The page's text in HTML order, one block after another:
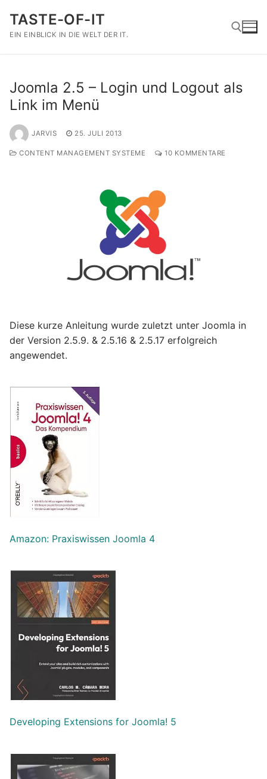
Inhalt
springen
TASTE-OF-IT
EIN EINBLICK IN DIE WELT DER IT.
Joomla 2.5 – Login und Logout als
Link im Menü
JARVIS 25. JULI 2013
CONTENT MANAGEMENT SYSTEME 10 KOMMENTARE
Diese kurze Anleitung wurde zuletzt unter Joomla in
der Version 2.5.9. & 2.5.16 & 2.5.17 erfolgreich
angewendet.
Amazon: Praxiswissen Joomla 4
Developing Extensions for Joomla! 5